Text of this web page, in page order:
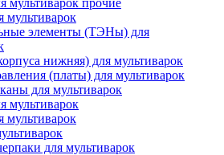
мультиварок прочие
мультиварок
элементы (ТЭНы) для
нижняя) для мультиварок
(платы) для мультиварок
для мультиварок
мультиварок
для мультиварок